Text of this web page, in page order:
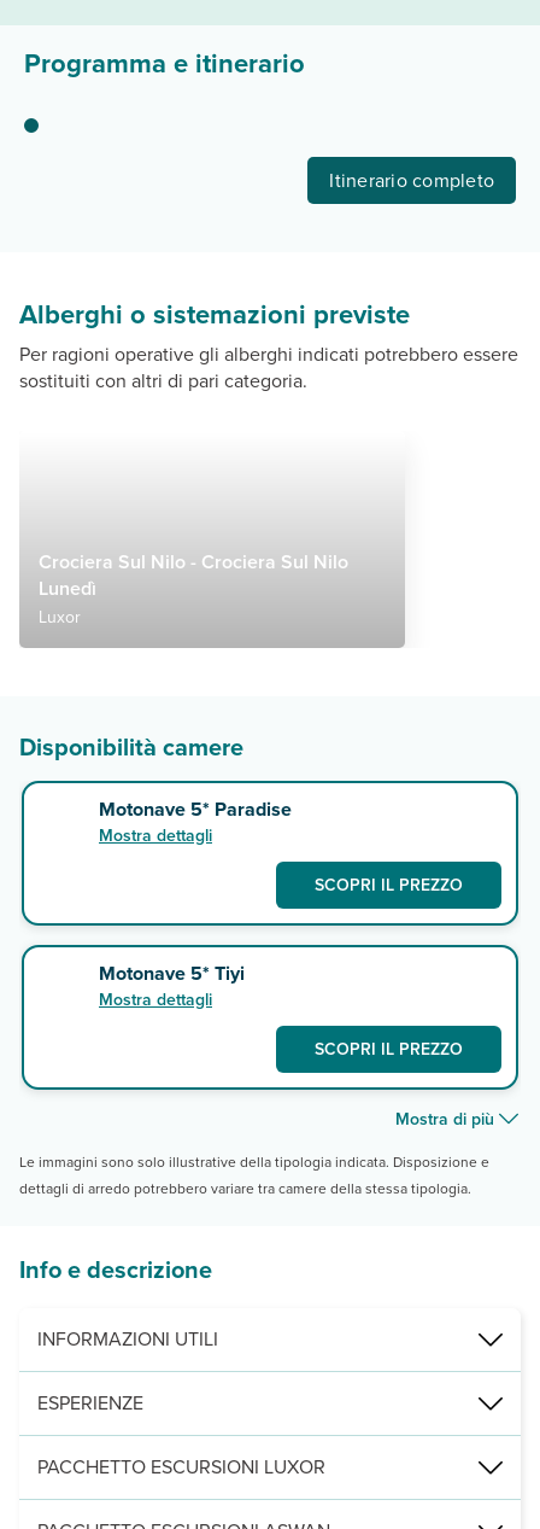
Programma e itinerario
Itinerario completo
Alberghi o sistemazioni previste
Per ragioni operative gli alberghi indicati potrebbero essere
sostituiti con altri di pari categoria.
Crociera Sul Nilo - Crociera Sul Nilo
Lunedì
Luxor
Disponibilità camere
Motonave 5* Paradise
Mostra dettagli
SCOPRI IL PREZZO
Motonave 5* Tiyi
Mostra dettagli
SCOPRI IL PREZZO
Mostra di più
Le immagini sono solo illustrative della tipologia indicata. Disposizione e
dettagli di arredo potrebbero variare tra camere della stessa tipologia.
Info e descrizione
INFORMAZIONI UTILI
Eden Viaggi ha creato per voi questo pacchetto costruito e
ESPERIENZE
È possibile aggiungere al soggiorno imperdibili escursioni. Ecco
PACCHETTO ESCURSIONI LUXOR
Pacchetto escursioni facoltative ad un prezzo speciale che